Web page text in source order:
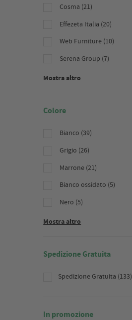
Cosma (21)
Effezeta Italia (20)
Web Furniture (10)
Serena Group (7)
Mostra altro
Colore
Bianco (39)
Grigio (26)
Marrone (21)
Bianco ossidato (5)
Nero (5)
Mostra altro
Spedizione Gratuita
Spedizione Gratuita (133)
In promozione